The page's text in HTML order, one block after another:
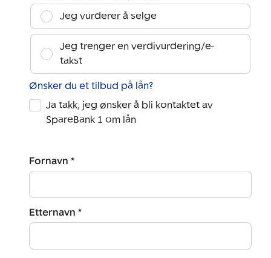
Jeg vurderer å selge
Jeg trenger en verdivurdering/e-
takst
Ønsker du et tilbud på lån?
Ja takk, jeg ønsker å bli kontaktet av
SpareBank 1 om lån
Fornavn *
Etternavn *